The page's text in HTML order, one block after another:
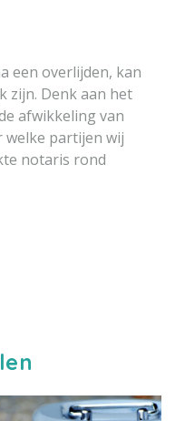
een overlijden, kan
zijn. Denk aan het
afwikkeling van
welke partijen wij
notaris rond